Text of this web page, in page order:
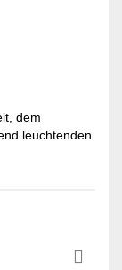
dem
leuchtenden